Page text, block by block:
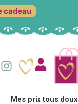
cadeau
Mes prix tous doux